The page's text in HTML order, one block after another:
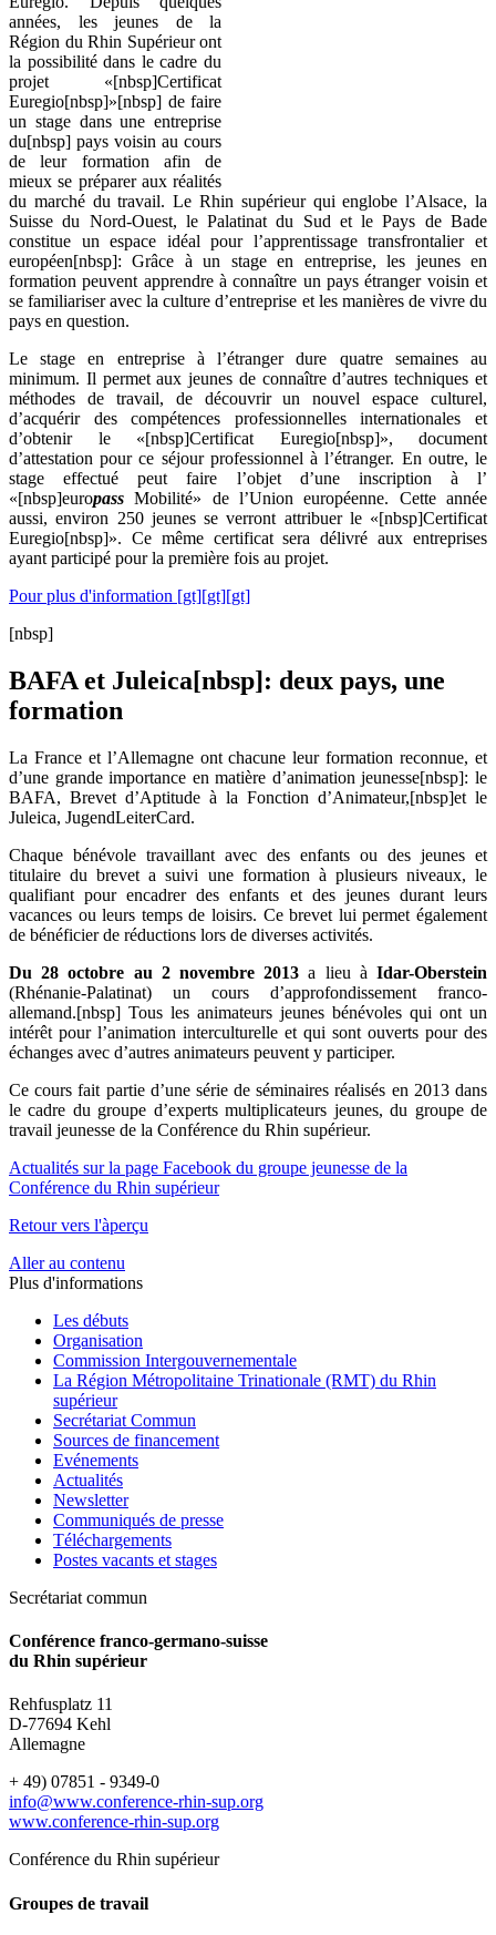
années, les jeunes de la
Région du Rhin Supérieur ont
la possibilité dans le cadre du
projet «[nbsp]Certificat
Euregio[nbsp]»[nbsp] de faire
un stage dans une entreprise
du[nbsp] pays voisin au cours
de leur formation afin de
mieux se préparer aux réalités
du marché du travail. Le Rhin supérieur qui englobe l’Alsace, la
Suisse du Nord-Ouest, le Palatinat du Sud et le Pays de Bade
constitue un espace idéal pour l’apprentissage transfrontalier et
européen[nbsp]: Grâce à un stage en entreprise, les jeunes en
formation peuvent apprendre à connaître un pays étranger voisin et
se familiariser avec la culture d’entreprise et les manières de vivre du
pays en question.
Le stage en entreprise à l’étranger dure quatre semaines au
minimum. Il permet aux jeunes de connaître d’autres techniques et
méthodes de travail, de découvrir un nouvel espace culturel,
d’acquérir des compétences professionnelles internationales et
d’obtenir le «[nbsp]Certificat Euregio[nbsp]», document
d’attestation pour ce séjour professionnel à l’étranger. En outre, le
stage effectué peut faire l’objet d’une inscription à l’
«[nbsp]europass Mobilité» de l’Union européenne. Cette année
aussi, environ 250 jeunes se verront attribuer le «[nbsp]Certificat
Euregio[nbsp]». Ce même certificat sera délivré aux entreprises
ayant participé pour la première fois au projet.
Pour plus d'information [gt][gt][gt]
[nbsp]
BAFA et Juleica[nbsp]: deux pays, une
formation
La France et l’Allemagne ont chacune leur formation reconnue, et
d’une grande importance en matière d’animation jeunesse[nbsp]: le
BAFA, Brevet d’Aptitude à la Fonction d’Animateur,[nbsp]et le
Juleica, JugendLeiterCard.
Chaque bénévole travaillant avec des enfants ou des jeunes et
titulaire du brevet a suivi une formation à plusieurs niveaux, le
qualifiant pour encadrer des enfants et des jeunes durant leurs
vacances ou leurs temps de loisirs. Ce brevet lui permet également
de bénéficier de réductions lors de diverses activités.
Du 28 octobre au 2 novembre 2013 a lieu àIdar-Oberstein
(Rhénanie-Palatinat) un cours d’approfondissement franco-
allemand.[nbsp] Tous les animateurs jeunes bénévoles qui ont un
intérêt pour l’animation interculturelle et qui sont ouverts pour des
échanges avec d’autres animateurs peuvent y participer.
Ce cours fait partie d’une série de séminaires réalisés en 2013 dans
le cadre du groupe d’experts multiplicateurs jeunes, du groupe de
travail jeunesse de la Conférence du Rhin supérieur.
Actualités sur la page Facebook du groupe jeunesse de la
Conférence du Rhin supérieur
Retour vers l'àperçu
Aller au contenu
Plus d'informations
Les débuts
Organisation
Commission Intergouvernementale
La Région Métropolitaine Trinationale (RMT) du Rhin
supérieur
Secrétariat Commun
Sources de financement
Evénements
Actualités
Newsletter
Communiqués de presse
Téléchargements
Postes vacants et stages
Secrétariat commun
Conférence franco-germano-suisse
du Rhin supérieur
Rehfusplatz 11
D-77694 Kehl
Allemagne
+ 49) 07851 - 9349-0
info@www.conference-rhin-sup.org
www.conference-rhin-sup.org
Conférence du Rhin supérieur
Groupes de travail